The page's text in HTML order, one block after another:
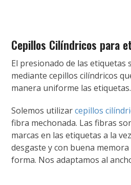
Cepillos Cilíndricos para
El presionado de las etiquetas
mediante cepillos cilíndricos
manera uniforme las etiquetas.
Solemos utilizarcepillos
fibra mechonada. Las fibras
marcas en las etiquetas a la
desgaste y con buena
forma. Nos adaptamos al